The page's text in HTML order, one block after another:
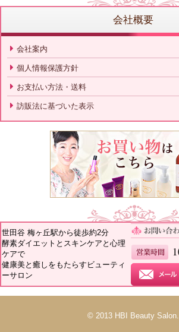
会社概要
会社案内
個人情報保護方針
お支払い方法・送料
訪販法に基づいた表示
世田谷 梅ヶ丘駅から徒歩約2分
酵素ダイエットとスキンケアと心理
ケアで
健康美と癒しをもたらすビューティ
ーサロン
© 2013 HBI Beauty Salon.